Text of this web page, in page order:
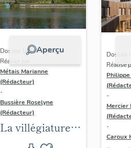
Aperçu
Dossier IA91001085 |
Réalisé par
Métais Marianne
(Rédacteur)
-
Bussière Roselyne
(Rédacteur)
La villégiature
en Île-de-
Dossier
Réalisé
-
Mercier
-
Caroux